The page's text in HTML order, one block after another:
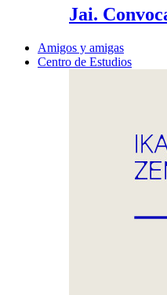
Jai.
Amigos y amigas
Centro de Estudios